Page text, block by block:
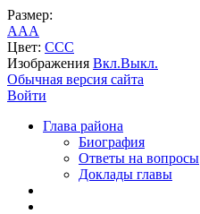
Размер:
AAA
Цвет: CCC
Изображения Вкл.Выкл.
Обычная версия сайта
Войти
Глава района
Биография
Ответы на вопросы
Доклады главы